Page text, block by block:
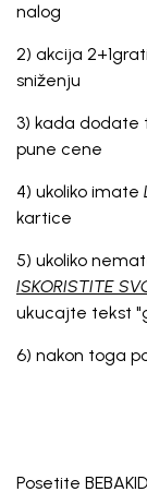
nalog
2) akcija
sniženju
3) kada dodate
pune cene
4) ukoliko imate
kartice
5) ukoliko
ISKORISTITE
ukucajte tekst
6) nakon toga
Posetite